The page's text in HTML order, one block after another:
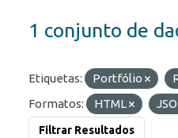
1 conjunto de
Etiquetas: Portfólio
Formatos:
HTML
Filtrar Resultados